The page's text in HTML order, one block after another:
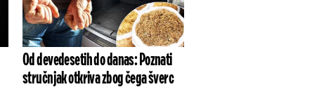
Od devedesetih do danas: Poznati
stručnjak otkriva zbog čega šverc